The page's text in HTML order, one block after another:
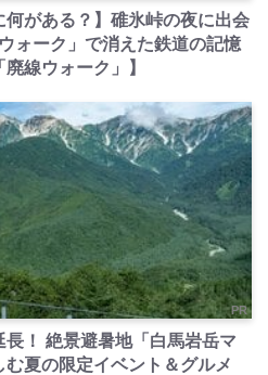
何がある？】碓氷峠の夜に出会
ォーク」で消えた鉄道の記憶
線ウォーク」】
PR
！ 絶景避暑地「白馬岩岳マ
夏の限定イベント＆グルメ